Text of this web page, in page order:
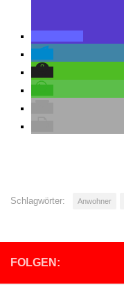
Schlagwörter: Anwohner
FOLGEN: